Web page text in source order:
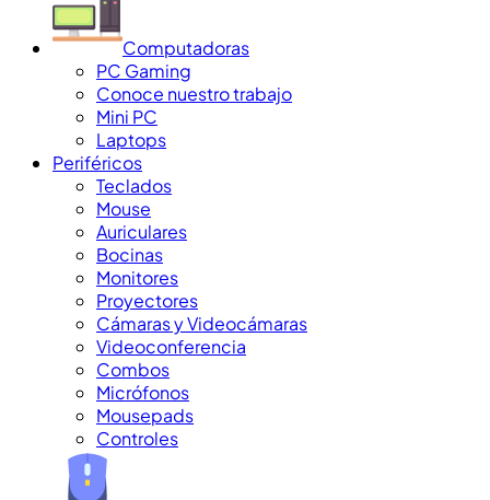
Computadoras
PC Gaming
Conoce nuestro trabajo
Mini PC
Laptops
Periféricos
Teclados
Mouse
Auriculares
Bocinas
Monitores
Proyectores
Cámaras y Videocámaras
Videoconferencia
Combos
Micrófonos
Mousepads
Controles